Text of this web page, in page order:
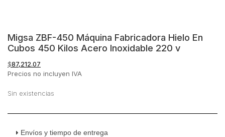
Migsa ZBF-450 Máquina Fabricadora Hielo En
Cubos 450 Kilos Acero Inoxidable 220 v
$87,212.07
Precios no incluyen IVA
Sin existencias
Envíos y tiempo de entrega